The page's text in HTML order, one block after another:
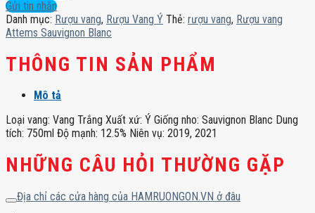
Blanc
số
lượng
Gửi tin nhắn
Danh mục: Rượu vang, Rượu Vang Ý Thẻ: rượu vang, Rượu vang
Attems Sauvignon Blanc
THÔNG TIN SẢN PHẨM
Mô tả
Loại vang: Vang Trắng Xuất xứ: Ý Giống nho: Sauvignon Blanc Dung
tích: 750ml Độ mạnh: 12.5% Niên vụ: 2019, 2021
NHỮNG CÂU HỎI THƯỜNG GẶP
Địa chỉ các cửa hàng của HAMRUONGON.VN ở đâu